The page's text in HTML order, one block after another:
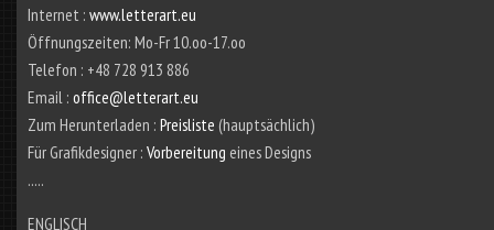
Internet : www.letterart.eu
Öffnungszeiten: Mo-Fr 10.oo-17.oo
Telefon : +48 728 913 886
Email : office@letterart.eu
Zum Herunterladen : Preisliste (hauptsächlich)
Für Grafikdesigner : Vorbereitung eines Designs
.....
ENGLISCH